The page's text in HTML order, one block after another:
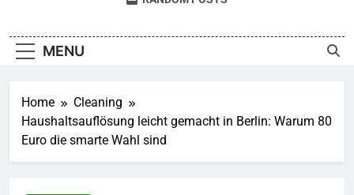
MENU
Home
Cleaning
Haushaltsauflösung leicht gemacht in Berlin: Warum 80
Euro die smarte Wahl sind